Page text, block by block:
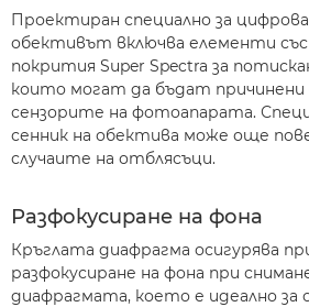
Проектиран специално за
обективът включва елементи със
покрития Super Spectra за
които могат да бъдат
сензорите на фотоапарата.
сенник на обектива може още
случаите на отблясъци.
Разфокусиране на фона
Кръглата диафрагма осигурява
разфокусиране на фона при
диафрагмата, което е идеално за